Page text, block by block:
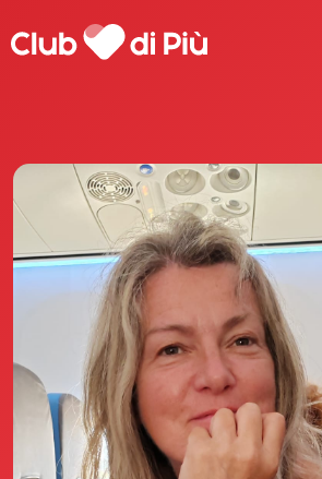
Scopri Club di Più
Le testimonianze Club
La fondatrice Valeria Pilla
Annunci Donne
Agenzia matrimoniale Club di Più
Love Notebook